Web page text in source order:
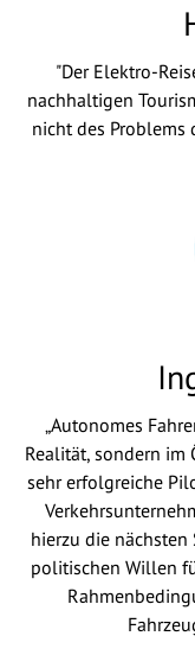
"Der Elektro-
nachhaltigen
nicht des
„Autonomes
Realität, sondern im
sehr erfolgreiche
hierzu die nächsten
politischen Willen